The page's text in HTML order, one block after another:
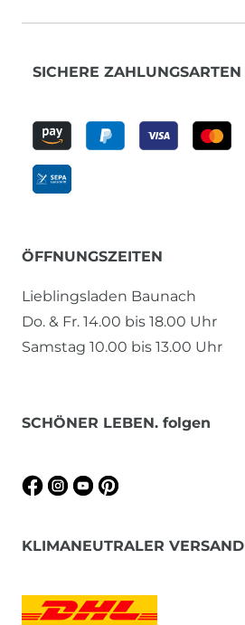
SICHERE ZAHLUNGSARTEN
ÖFFNUNGSZEITEN
Lieblingsladen Baunach
Do. & Fr. 14.00 bis 18.00 Uhr
Samstag 10.00 bis 13.00 Uhr
SCHÖNER LEBEN. folgen
KLIMANEUTRALER VERSAND